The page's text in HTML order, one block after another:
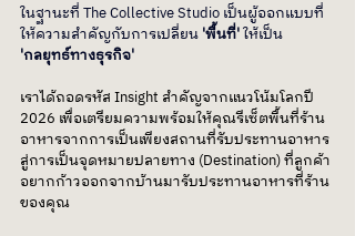
ในฐานะที่ The Collective Studio เป็นผู้ออกแบบที่
ให้ความสำคัญกับการเปลี่ยน 'พื้นที่' ให้เป็น
'กลยุทธ์ทางธุรกิจ'
เราได้ถอดรหัส Insight สำคัญจากแนวโน้มโลกปี
2026 เพื่อเตรียมความพร้อมให้คุณรีเซ็ตพื้นที่ร้าน
อาหารจากการเป็นเพียงสถานที่รับประทานอาหาร
สู่การเป็นจุดหมายปลายทาง (Destination) ที่ลูกค้า
อยากก้าวออกจากบ้านมารับประทานอาหารที่ร้าน
ของคุณ